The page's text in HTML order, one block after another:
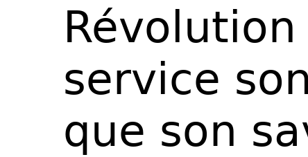
service
que son